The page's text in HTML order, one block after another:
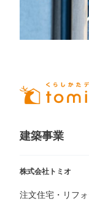
建築事業
株式会社トミオ
注文住宅・リフ